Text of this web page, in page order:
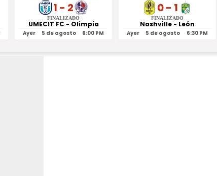
1 - 2
FINALIZADO
UMECIT FC - Olimpia
Ayer 5 de agosto 6:00 PM
0 - 1
FINALIZADO
Nashville - León
Ayer 5 de agosto 6:30 PM